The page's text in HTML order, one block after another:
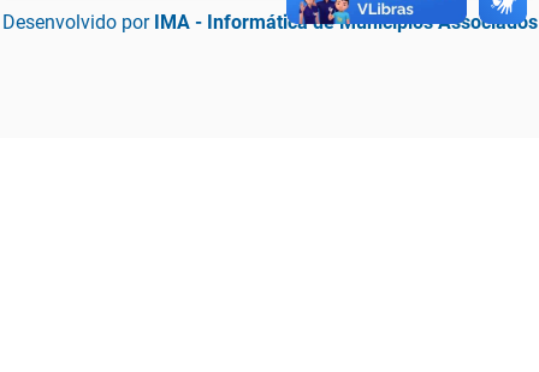
Desenvolvido por IMA - Informática de Municípios Associados